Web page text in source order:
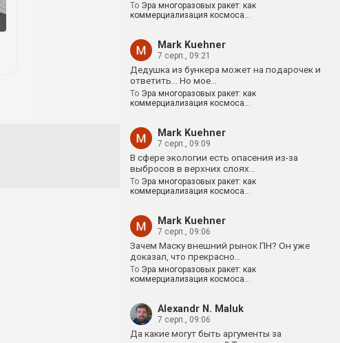
To Эра многоразовых ракет: как
коммерциализация космоса…
Mark Kuehner
7 серп., 09:21
Дедушка из бункера может на подарочек и
ответить... Но мое…
To Эра многоразовых ракет: как
коммерциализация космоса…
Mark Kuehner
7 серп., 09:09
В сфере экологии есть опасения из-за
выбросов в верхних слоях…
To Эра многоразовых ракет: как
коммерциализация космоса…
Mark Kuehner
7 серп., 09:06
Зачем Маску внешний рынок ПН? Он уже
доказал, что прекрасно…
To Эра многоразовых ракет: как
коммерциализация космоса…
Alexandr N. Maluk
7 серп., 09:06
Да какие могут быть аргументы за